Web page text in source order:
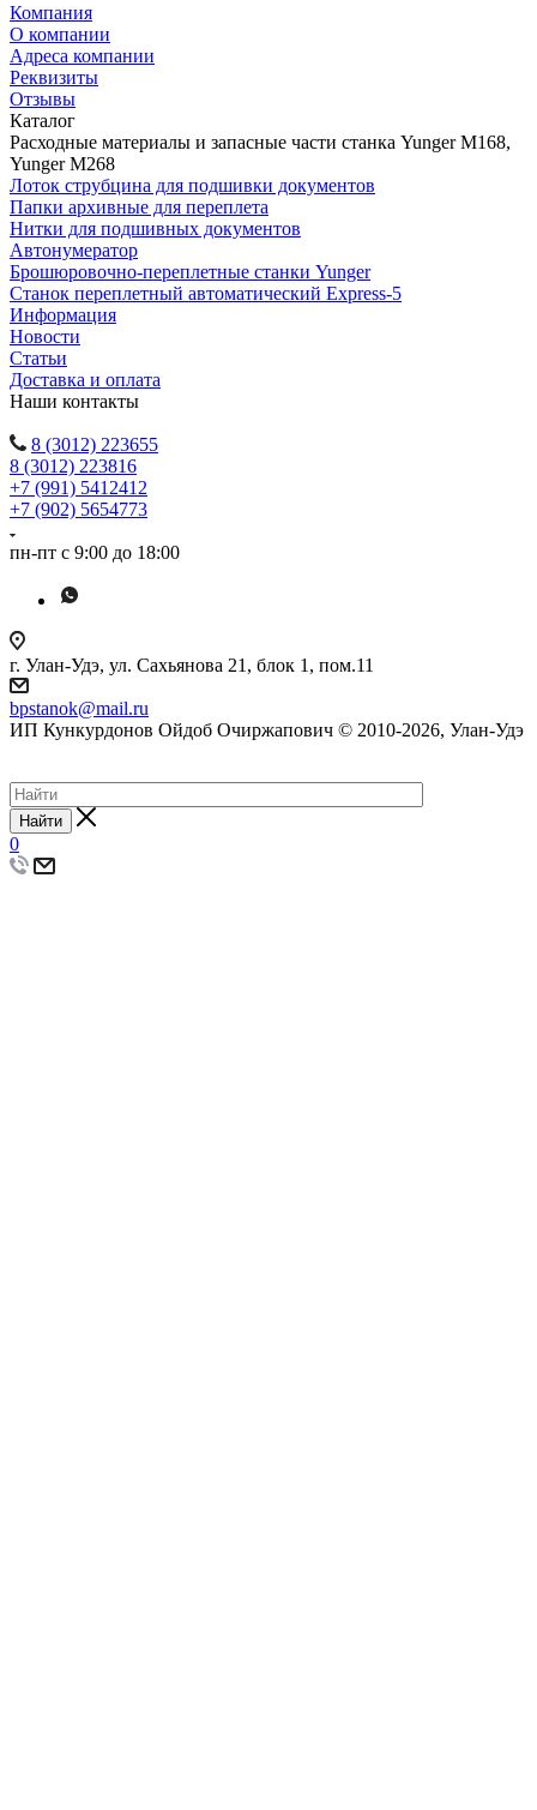
Компания
О компании
Адреса компании
Реквизиты
Отзывы
Каталог
Расходные материалы и запасные части станка Yunger M168,
Yunger M268
Лоток струбцина для подшивки документов
Папки архивные для переплета
Нитки для подшивных документов
Автонумератор
Брошюровочно-переплетные станки Yunger
Станок переплетный автоматический Express-5
Информация
Новости
Статьи
Доставка и оплата
Наши контакты
8 (3012) 223655
8 (3012) 223816
+7 (991) 5412412
+7 (902) 5654773
пн-пт с 9:00 до 18:00
г. Улан-Удэ, ул. Сахьянова 21, блок 1, пом.11
bpstanok@mail.ru
ИП Кункурдонов Ойдоб Очиржапович © 2010-2026, Улан-Удэ
Найти
0